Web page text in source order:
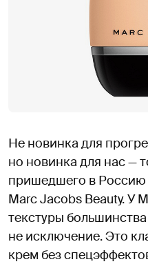
Не новинка для
но новинка для нас —
пришедшего в
Marc Jacobs Beauty. У
текстуры
не исключение. Это
крем без